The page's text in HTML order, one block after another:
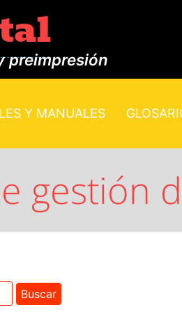
preimpresión
Y MANUALES
gestión